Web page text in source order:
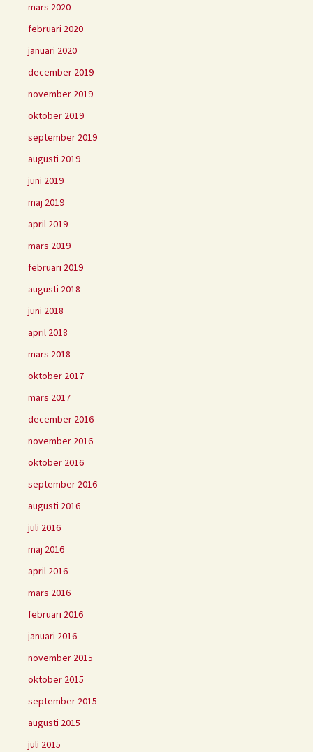
mars 2020
februari 2020
januari 2020
december 2019
november 2019
oktober 2019
september 2019
augusti 2019
juni 2019
maj 2019
april 2019
mars 2019
februari 2019
augusti 2018
juni 2018
april 2018
mars 2018
oktober 2017
mars 2017
december 2016
november 2016
oktober 2016
september 2016
augusti 2016
juli 2016
maj 2016
april 2016
mars 2016
februari 2016
januari 2016
november 2015
oktober 2015
september 2015
augusti 2015
juli 2015